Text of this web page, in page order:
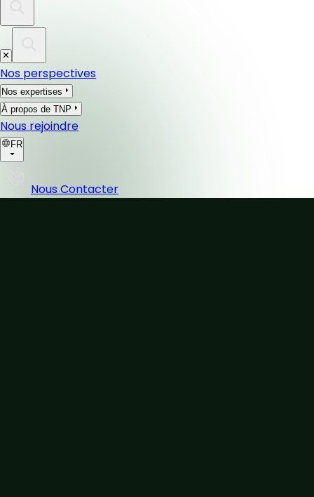
Nos perspectives
Nos expertises
À propos de TNP
Nous rejoindre
FR
Nous Contacter